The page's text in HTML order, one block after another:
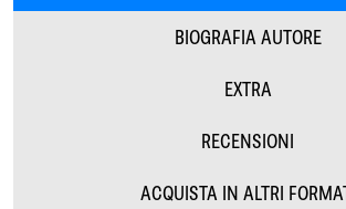
BIOGRAFIA AUTORE
EXTRA
RECENSIONI
ACQUISTA IN ALTRI